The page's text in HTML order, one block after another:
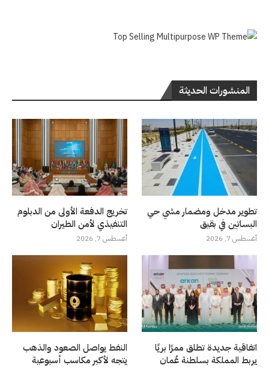
المنشورات الحديثة
تطوير مدخل ومضمار مشي حي
البساتين في بقيق
أغسطس 7, 2026
تخريج الدفعة الأولى من الدبلوم
التنفيذي لأمن الطيران
أغسطس 7, 2026
اتفاقية جديدة تطلق ممرًا بريًا
يربط المملكة بسلطنة عُمان
النفط يواصل الصعود والذهب
يتجه لأكبر مكاسب أسبوعية